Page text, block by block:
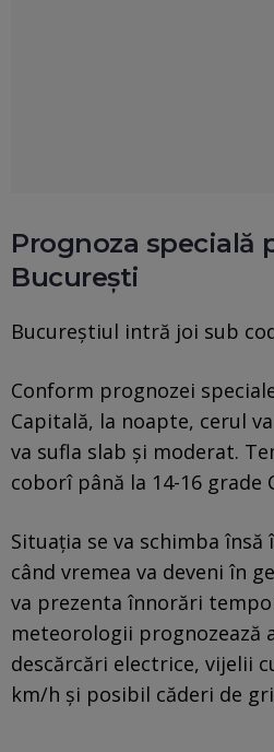
Prognoza specială
Bucureşti
Bucureștiul intră joi sub
Conform prognozei
Capitală, la noapte, cerul
va sufla slab și moderat.
coborî până la 14-16 grade
Situația se va schimba
când vremea va deveni în
va prezenta înnorări
meteorologii prognozează
descărcări electrice, vijelii
km/h și posibil căderi de